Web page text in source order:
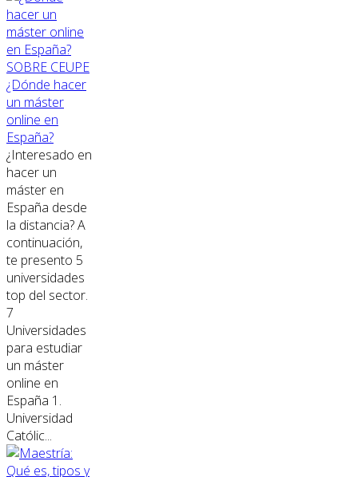
SOBRE CEUPE
¿Dónde hacer
un máster
online en
España?
¿Interesado en
hacer un
máster en
España desde
la distancia? A
continuación,
te presento 5
universidades
top del sector.
7
Universidades
para estudiar
un máster
online en
España 1.
Universidad
Católic...